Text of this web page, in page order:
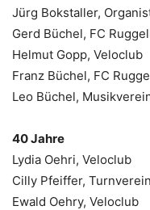
Jürg Bokstaller,
Gerd Büchel, FC
Helmut Gopp, Veloclub
Franz Büchel, FC
Leo Büchel,
40 Jahre
Lydia Oehri, Veloclub
Cilly Pfeiffer, Turnverein
Ewald Oehry, Veloclub